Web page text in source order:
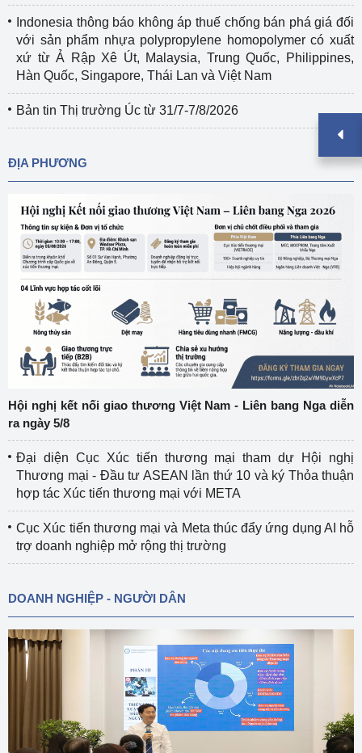
Indonesia thông báo không áp thuế chống bán phá giá đối
với sản phẩm nhựa polypropylene homopolymer có xuất
xứ từ Ả Rập Xê Út, Malaysia, Trung Quốc, Philippines,
Hàn Quốc, Singapore, Thái Lan và Việt Nam
Bản tin Thị trường Úc từ 31/7-7/8/2026
ĐỊA PHƯƠNG
Hội nghị kết nối giao thương Việt Nam - Liên bang Nga diễn
ra ngày 5/8
Đại diện Cục Xúc tiến thương mại tham dự Hội nghị
Thương mại - Đầu tư ASEAN lần thứ 10 và ký Thỏa thuận
hợp tác Xúc tiến thương mại với META
Cục Xúc tiến thương mại và Meta thúc đẩy ứng dụng AI hỗ
trợ doanh nghiệp mở rộng thị trường
DOANH NGHIỆP - NGƯỜI DÂN